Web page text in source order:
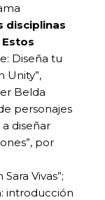
disciplinas
Diseña tu
Unity”,
Belda
personajes
diseñar
por
Vivas”;
introducción